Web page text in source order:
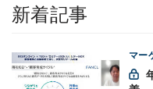
新着記事
マー